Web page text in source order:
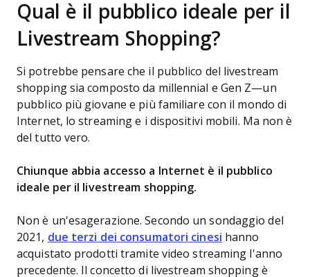
Qual è il pubblico ideale per il
Livestream Shopping?
Si potrebbe pensare che il pubblico del livestream
shopping sia composto da millennial e Gen Z—un
pubblico più giovane e più familiare con il mondo di
Internet, lo streaming e i dispositivi mobili. Ma non è
del tutto vero.
Chiunque abbia accesso a Internet è il pubblico
ideale per il livestream shopping.
Non è un'esagerazione. Secondo un sondaggio del
2021, due terzi dei consumatori cinesi hanno
acquistato prodotti tramite video streaming l'anno
precedente. Il concetto di livestream shopping è